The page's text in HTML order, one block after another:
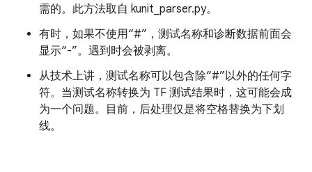
需的。此方法取自 kunit_parser.py。
有时，如果不使用“#”，测试名称和诊断数据前面会
显示“-”。遇到时会被剥离。
从技术上讲，测试名称可以包含除“#”以外的任何字
符。当测试名称转换为 TF 测试结果时，这可能会成
为一个问题。目前，后处理仅是将空格替换为下划
线。